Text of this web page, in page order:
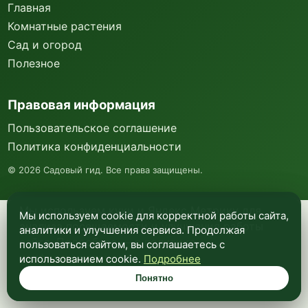
Мы используем куки и Яндекс Метрику для
анализа посещаемости и улучшения работы
сайта. Подробнее —в политике
конфиденциальности.
Понятно
Главная
Комнатные растения
Сад и огород
Полезное
Правовая информация
Пользовательское соглашение
Политика конфиденциальности
© 2026 Садовый гид. Все права защищены.
Мы используем cookie для корректной работы сайта,
аналитики и улучшения сервиса. Продолжая
пользоваться сайтом, вы соглашаетесь с
использованием cookie. Подробнее
Понятно